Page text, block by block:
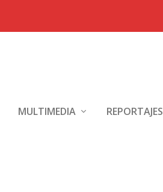
MULTIMEDIA REPORTAJES